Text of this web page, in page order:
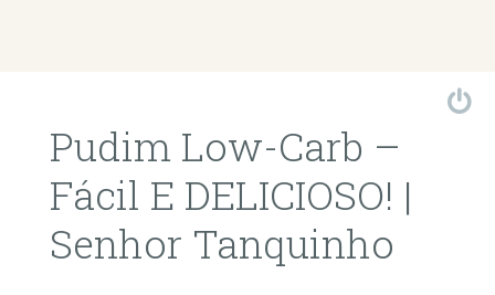
Pudim Low-Carb –
Fácil E DELICIOSO! |
Senhor Tanquinho